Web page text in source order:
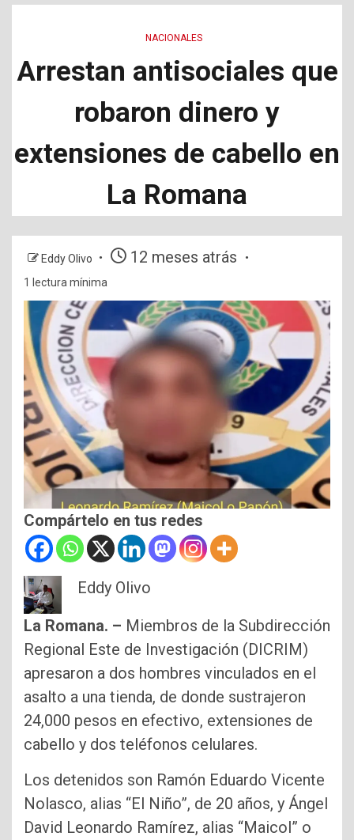
NACIONALES
Arrestan antisociales que
robaron dinero y
extensiones de cabello en
La Romana
Eddy Olivo 12 meses atrás
1 lectura mínima
Compártelo en tus redes
Eddy Olivo
La Romana. – Miembros de la Subdirección
Regional Este de Investigación (DICRIM)
apresaron a dos hombres vinculados en el
asalto a una tienda, de donde sustrajeron
24,000 pesos en efectivo, extensiones de
cabello y dos teléfonos celulares.
Los detenidos son Ramón Eduardo Vicente
Nolasco, alias “El Niño”, de 20 años, y Ángel
David Leonardo Ramírez, alias “Maicol” o